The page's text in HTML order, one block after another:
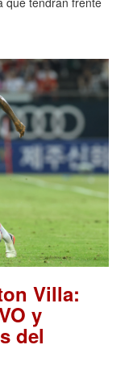
Villa:
y
del